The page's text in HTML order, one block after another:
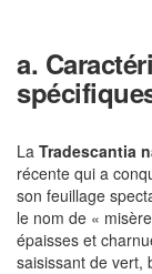
a.
La Tradescantia
récente qui a
son feuillage
le nom de «
épaisses et
saisissant de vert,